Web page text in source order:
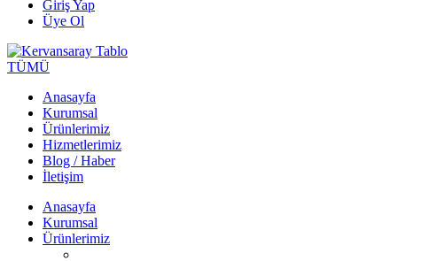
Giriş Yap
Üye Ol
TÜMÜ
Anasayfa
Kurumsal
Ürünlerimiz
Hizmetlerimiz
Blog / Haber
İletişim
Anasayfa
Kurumsal
Ürünlerimiz